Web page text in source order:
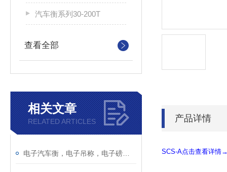
汽车衡系列30-200T
查看全部
相关文章
RELATED ARTICLES 产品详情
SCS-A点击查看详情